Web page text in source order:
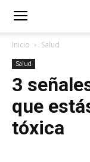
Inicio Salud
Salud
3
que
tóxica